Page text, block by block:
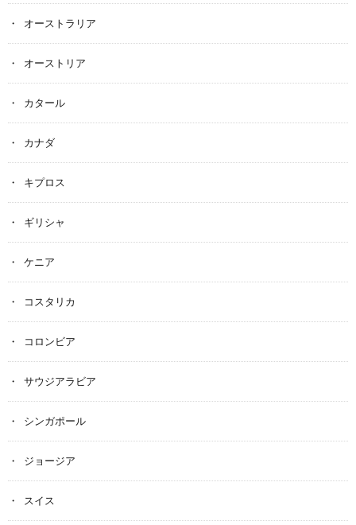
オーストラリア
オーストリア
カタール
カナダ
キプロス
ギリシャ
ケニア
コスタリカ
コロンビア
サウジアラビア
シンガポール
ジョージア
スイス